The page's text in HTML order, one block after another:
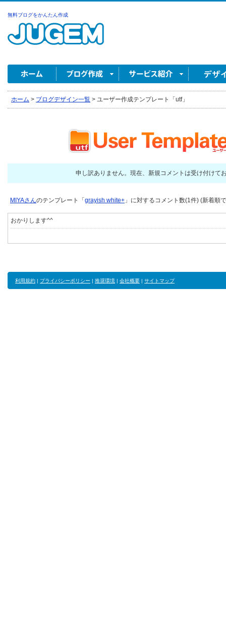
無料ブログをかんたん作成
ホーム > ブログデザイン一覧 > ユーザー作成テンプレート「utf」
申し訳ありません。現在、新規コメントは受け付けて
MIYAさんのテンプレート「 grayish white+ 」に対するコメント数(1件) (新着順
おかりします^^
利用規約 | プライバシーポリシー | 推奨環境 | 会社概要 | サイトマップ